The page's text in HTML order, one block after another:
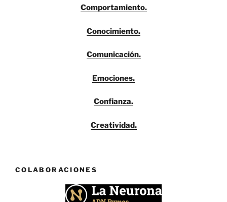
Comportamiento.
Conocimiento.
Comunicación.
Emociones.
Confianza.
Creatividad.
COLABORACIONES